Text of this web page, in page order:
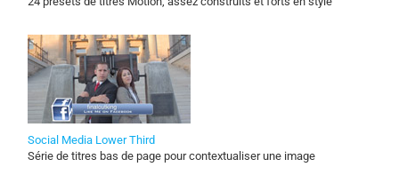
Social Media Lower Third
Série de titres bas de page pour contextualiser une image